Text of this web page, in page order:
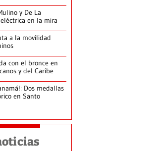
y De La
en la mira
a la movilidad
con el bronce en
y del Caribe
Dos medallas
en Santo